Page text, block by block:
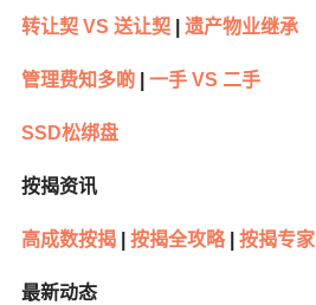
转让契 VS 送让契| 遗产物业继承
管理费知多啲| 一手 VS 二手
SSD松绑盘
按揭资讯
高成数按揭| 按揭全攻略| 按揭专家
最新动态